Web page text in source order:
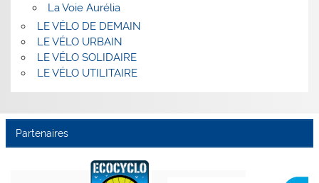
La Voie Aurélia
LE VÉLO DE DEMAIN
LE VÉLO URBAIN
LE VÉLO SOLIDAIRE
LE VÉLO UTILITAIRE
Partenaires